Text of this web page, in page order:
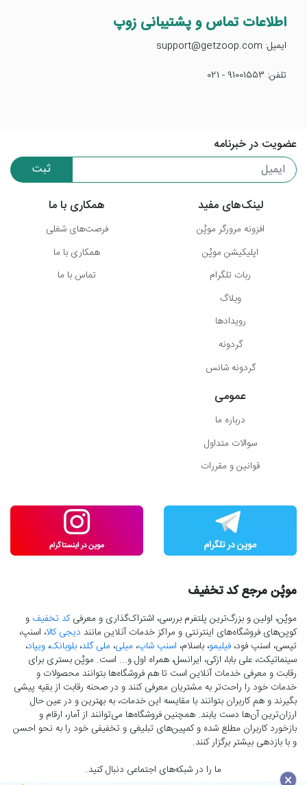
اطلاعات تماس و پشتیبانی زوپ
ایمیل: support@getzoop.com
تلفن: 91001553 - 021
عضویت در خبرنامه
ثبت
لینک‌های مفید
افزونه مرورگر موپُن
اپلیکیشن موپُن
ربات تلگرام
وبلاگ
رویدادها
گردونه
گردونه شانس
همکاری با ما
فرصت‌های شغلی
همکاری با ما
تماس با ما
عمومی
درباره ما
سوالات متداول
قوانین و مقررات
موپُن مرجع کد تخفیف
موپُن، اولین و بزرگ‌ترین پلتفرم بررسی، اشتراک‌گذاری و معرفیکد تخفیف و
کوپن‌های فروشگاه‌های اینترنتی و مراکز خدمات آنلاین مانند دیجی کالا، اسنپ،
تپسی، اسنپ فود، فیلیمو، باسلام، اسنپ شاپ، میلی، ملی گلد، بلوبانک، ویپاد،
سینماتیکت، علی بابا، ازکی، ایرانسل، همراه اول و... است. موپُن بستری برای
رقابت و معرفی خدمات آنلاین است تا هم فروشگاه‌ها بتوانند محصولات و
خدمات خود را راحت‌تر به مشتریان معرفی کنند و در صحنه رقابت از بقیه پیشی
بگیرند و هم کاربران بتوانند با مقایسه این خدمات، به بهترین و در عین حال
ارزان‌ترین آن‌ها دست‌ یابند. همچنین فروشگاه‌ها می‌توانند از آمار، ارقام و
بازخورد کاربران مطلع شده و کمپین‌های تبلیغی و تخفیفی خود را به نحو احسن
و با بازدهی بیشتر برگزار کنند.
ما را در شبکه‌های اجتماعی دنبال کنید.
×